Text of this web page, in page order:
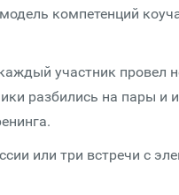
компетенций
участник провел
разбились на пары и
или три встречи с